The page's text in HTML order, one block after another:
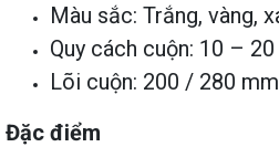
Màu sắc: Trắng, vàng,
Quy cách cuộn: 10 –
Lõi cuộn: 200 / 280 mm
Đặc điểm